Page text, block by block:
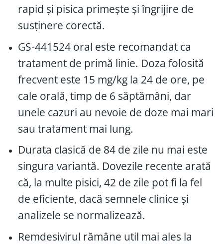
rapid și pisica primește și îngrijire de
susținere corectă.
GS-441524 oral este recomandat ca
tratament de primă linie. Doza folosită
frecvent este 15 mg/kg la 24 de ore, pe
cale orală, timp de 6 săptămâni, dar
unele cazuri au nevoie de doze mai mari
sau tratament mai lung.
Durata clasică de 84 de zile nu mai este
singura variantă. Dovezile recente arată
că, la multe pisici, 42 de zile pot fi la fel
de eficiente, dacă semnele clinice și
analizele se normalizează.
Remdesivirul rămâne util mai ales la